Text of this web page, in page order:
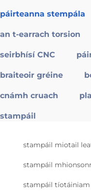
páirteanna stempála
an t-earrach torsion
seirbhísí CNC
braiteoir gréine
cnámh cruach
stampáil
stampáil miotail
stampáil
stampáil tíotáiniam